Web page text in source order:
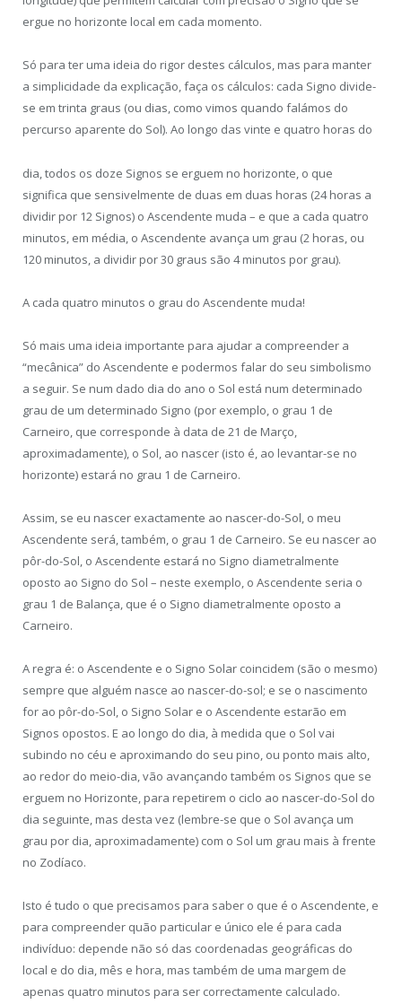
ergue no horizonte local em cada momento.
Só para ter uma ideia do rigor destes cálculos, mas para manter
a simplicidade da explicação, faça os cálculos: cada Signo divide-
se em trinta graus (ou dias, como vimos quando falámos do
percurso aparente do Sol). Ao longo das vinte e quatro horas do
dia, todos os doze Signos se erguem no horizonte, o que
significa que sensivelmente de duas em duas horas (24 horas a
dividir por 12 Signos) o Ascendente muda – e que a cada quatro
minutos, em média, o Ascendente avança um grau (2 horas, ou
120 minutos, a dividir por 30 graus são 4 minutos por grau).
A cada quatro minutos o grau do Ascendente muda!
Só mais uma ideia importante para ajudar a compreender a
“mecânica” do Ascendente e podermos falar do seu simbolismo
a seguir. Se num dado dia do ano o Sol está num determinado
grau de um determinado Signo (por exemplo, o grau 1 de
Carneiro, que corresponde à data de 21 de Março,
aproximadamente), o Sol, ao nascer (isto é, ao levantar-se no
horizonte) estará no grau 1 de Carneiro.
Assim, se eu nascer exactamente ao nascer-do-Sol, o meu
Ascendente será, também, o grau 1 de Carneiro. Se eu nascer ao
pôr-do-Sol, o Ascendente estará no Signo diametralmente
oposto ao Signo do Sol – neste exemplo, o Ascendente seria o
grau 1 de Balança, que é o Signo diametralmente oposto a
Carneiro.
A regra é: o Ascendente e o Signo Solar coincidem (são o mesmo)
sempre que alguém nasce ao nascer-do-sol; e se o nascimento
for ao pôr-do-Sol, o Signo Solar e o Ascendente estarão em
Signos opostos. E ao longo do dia, à medida que o Sol vai
subindo no céu e aproximando do seu pino, ou ponto mais alto,
ao redor do meio-dia, vão avançando também os Signos que se
erguem no Horizonte, para repetirem o ciclo ao nascer-do-Sol do
dia seguinte, mas desta vez (lembre-se que o Sol avança um
grau por dia, aproximadamente) com o Sol um grau mais à frente
no Zodíaco.
Isto é tudo o que precisamos para saber o que é o Ascendente, e
para compreender quão particular e único ele é para cada
indivíduo: depende não só das coordenadas geográficas do
local e do dia, mês e hora, mas também de uma margem de
apenas quatro minutos para ser correctamente calculado.